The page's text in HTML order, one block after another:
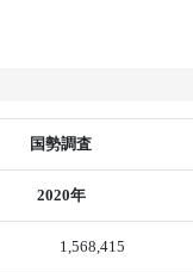
国勢調査
2020年
1,568,415